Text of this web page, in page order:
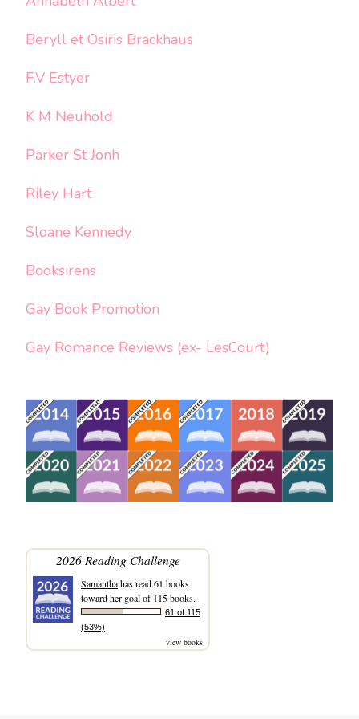
Beryll et Osiris Brackhaus
F.V Estyer
K M Neuhold
Parker St Jonh
Riley Hart
Sloane Kennedy
Booksirens
Gay Book Promotion
Gay Romance Reviews (ex- LesCourt)
2026 Reading Challenge
Samanthahas read 61 books
toward her goal of 115 books.
61 of 115
(53%)
view books